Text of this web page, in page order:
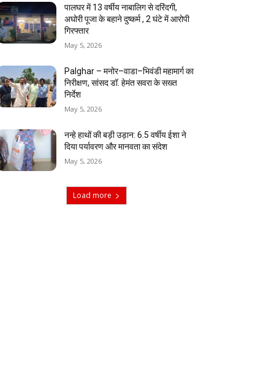
पालघर में 13 वर्षीय नाबालिग से दरिंदगी,
अघोरी पूजा के बहाने दुष्कर्म , 2 घंटे में आरोपी
गिरफ्तार
May 5, 2026
Palghar – मनोर–वाडा–भिवंडी महामार्ग का
निरीक्षण, सांसद डॉ. हेमंत सवरा के सख्त
निर्देश
May 5, 2026
नन्हे हाथों की बड़ी उड़ान: 6.5 वर्षीय ईशा ने
दिया पर्यावरण और मानवता का संदेश
May 5, 2026
Load more